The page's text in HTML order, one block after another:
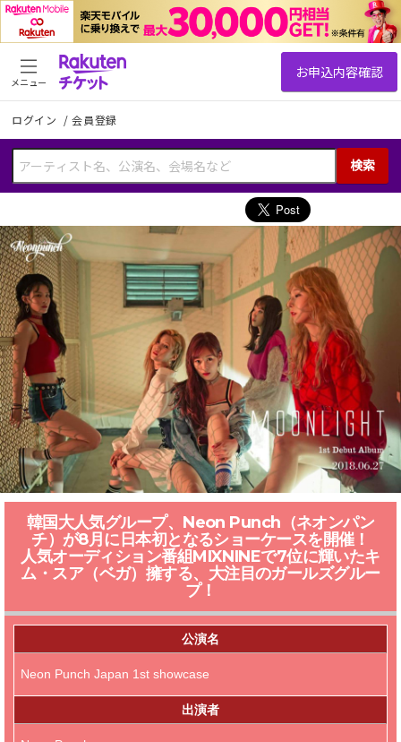
ログイン /会員登録
検索
メニュー
韓国大人気グループ、Neon Punch（ネオンパン
チ）が8月に日本初となるショーケースを開催！
人気オーディション番組MIXNINEで7位に輝いたキ
ム・スア（ベガ）擁する、大注目のガールズグルー
プ！
公演名
Neon Punch Japan 1st showcase
出演者